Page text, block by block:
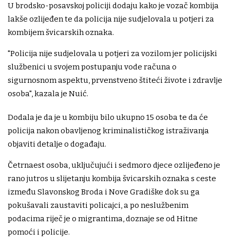
U brodsko-posavskoj policiji dodaju kako je vozač kombija
lakše ozlijeđen te da policija nije sudjelovala u potjeri za
kombijem švicarskih oznaka.
"Policija nije sudjelovala u potjeri za vozilom jer policijski
službenici u svojem postupanju vode računa o
sigurnosnom aspektu, prvenstveno štiteći živote i zdravlje
osoba", kazala je Nuić.
Dodala je da je u kombiju bilo ukupno 15 osoba te da će
policija nakon obavljenog kriminalističkog istraživanja
objaviti detalje o događaju.
Četrnaest osoba, uključujući i sedmoro djece ozlijeđeno je
rano jutros u slijetanju kombija švicarskih oznaka s ceste
između Slavonskog Broda i Nove Gradiške dok su ga
pokušavali zaustaviti policajci, a po neslužbenim
podacima riječ je o migrantima, doznaje se od Hitne
pomoći i policije.